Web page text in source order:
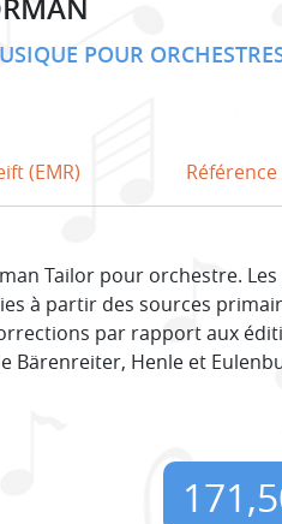
POUR
(EMR) Référence
Tailor pour orchestre.
à partir des sources
par rapport aux
Bärenreiter, Henle et